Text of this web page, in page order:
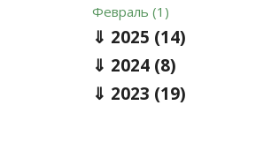
Февраль (1)
2025 (14)
2024 (8)
2023 (19)